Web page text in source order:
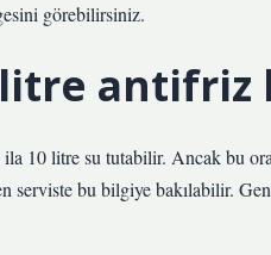
görebilirsiniz.
antifriz
10 litre su tutabilir. Ancak bu
serviste bu bilgiye bakılabilir.